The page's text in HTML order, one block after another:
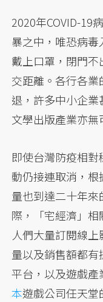
2020年COVID-19
暴之中，唯恐病
戴上口罩，閉門
交距離。各行各
退，許多中小企業
文學出版產業亦無
即使台灣防疫相
動仍接連取消，
量也到達二十年
際，「宅經濟」相
人們大量訂閱線
量以及銷售額都
平台，以及遊戲產
本遊戲公司任天